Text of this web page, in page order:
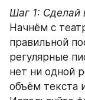
Шаг 1: Сделай
Начнём с
правильной
регулярные
нет ни одной
объём текста